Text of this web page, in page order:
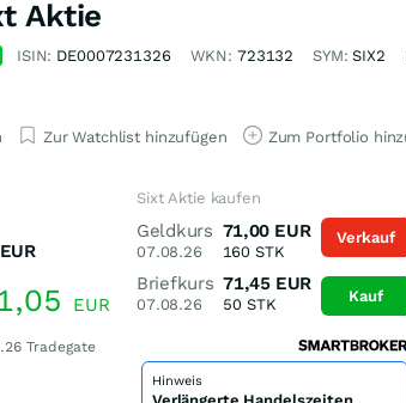
Aktie
ISIN: DE0007231326 WKN: 723132 SYM:SIX2
Zur Watchlist hinzufügen Zum Portfolio
EUR
EUR
Tradegate
Sixt Aktie kaufen
Geldkurs
07.08.26
71,00 EUR
160 STK
Briefkurs
07.08.26
71,45 EUR
50 STK
Verkauf
Kauf
Hinweis